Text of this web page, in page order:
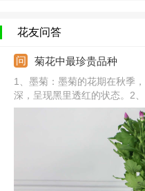
花友问答
菊花中最珍贵品种
1、墨菊：墨菊的花期在秋季
深，呈现黑里透红的状态。2
形，花朵盛开时，就像往四周
色为青绿色，如同是玉石一样
有十丈垂帘、雪珠红梅、红衣